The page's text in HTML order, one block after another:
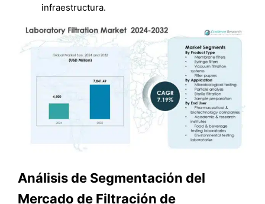
infraestructura.
Análisis de Segmentación del
Mercado de Filtración de